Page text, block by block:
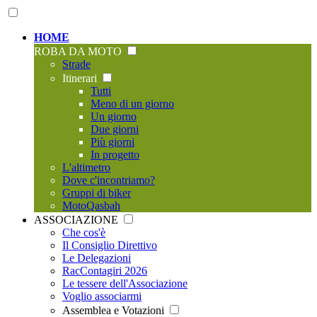
HOME
ROBA DA MOTO
Strade
Itinerari
Tutti
Meno di un giorno
Un giorno
Due giorni
Più giorni
In progetto
L'altimetro
Dove c'incontriamo?
Gruppi di biker
MotoQasbah
ASSOCIAZIONE
Che cos'è
Il Consiglio Direttivo
Le Delegazioni
RacContagiri 2026
Le tessere dell'Associazione
Voglio associarmi
Assemblea e Votazioni